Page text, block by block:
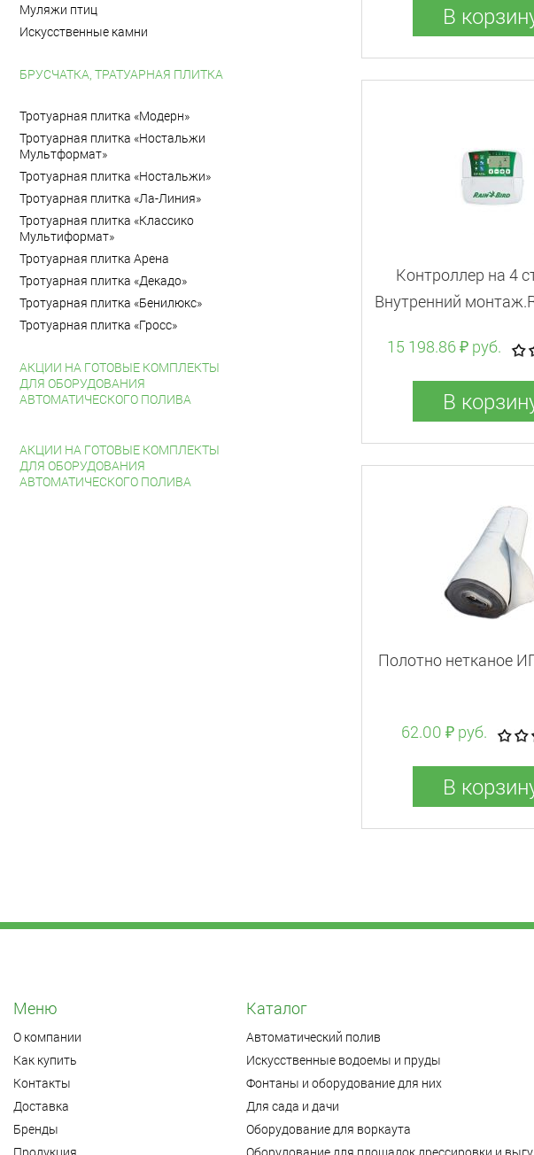
Муляжи птиц
Искусственные камни
БРУСЧАТКА, ТРАТУАРНАЯ ПЛИТКА
Тротуарная плитка «Модерн»
Тротуарная плитка «Ностальжи
Мультформат»
Тротуарная плитка «Ностальжи»
Тротуарная плитка «Ла-Линия»
Тротуарная плитка «Классико
Мультиформат»
Тротуарная плитка Арена
Тротуарная плитка «Декадо»
Тротуарная плитка «Бенилюкс»
Тротуарная плитка «Гросс»
АКЦИИ НА ГОТОВЫЕ КОМПЛЕКТЫ
ДЛЯ ОБОРУДОВАНИЯ
АВТОМАТИЧЕСКОГО ПОЛИВА
АКЦИИ НА ГОТОВЫЕ КОМПЛЕКТЫ
ДЛЯ ОБОРУДОВАНИЯ
АВТОМАТИЧЕСКОГО ПОЛИВА
В
Контроллер на 4
Внутренний
15 198.86 ₽ руб.
В
Полотно нетканое
62.00 ₽ руб.
В
Меню
О компании
Как купить
Контакты
Доставка
Бренды
Каталог
Автоматический полив
Искусственные водоемы и пруды
Фонтаны и оборудование для них
Для сада и дачи
Оборудование для воркаута